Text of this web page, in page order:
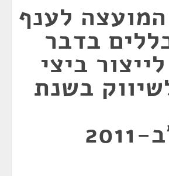
לענף
בדבר
ביצי
בשנת